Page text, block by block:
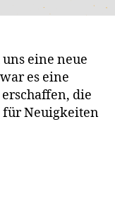
eine neue
es eine
die
Neuigkeiten